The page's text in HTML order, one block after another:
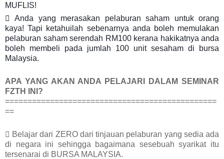
MUFLIS!
 Anda yang merasakan pelaburan saham untuk orang
kaya! Tapi ketahuilah sebenarnya anda boleh memulakan
pelaburan saham serendah RM100 kerana hakikatnya anda
boleh membeli pada jumlah 100 unit sesaham di bursa
Malaysia.
APA YANG AKAN ANDA PELAJARI DALAM SEMINAR
FZTH INI?
===============================================
==
 Belajar dari ZERO dari tinjauan pelaburan yang sedia ada
di negara ini sehingga bagaimana sesebuah syarikat itu
tersenarai di BURSA MALAYSIA.